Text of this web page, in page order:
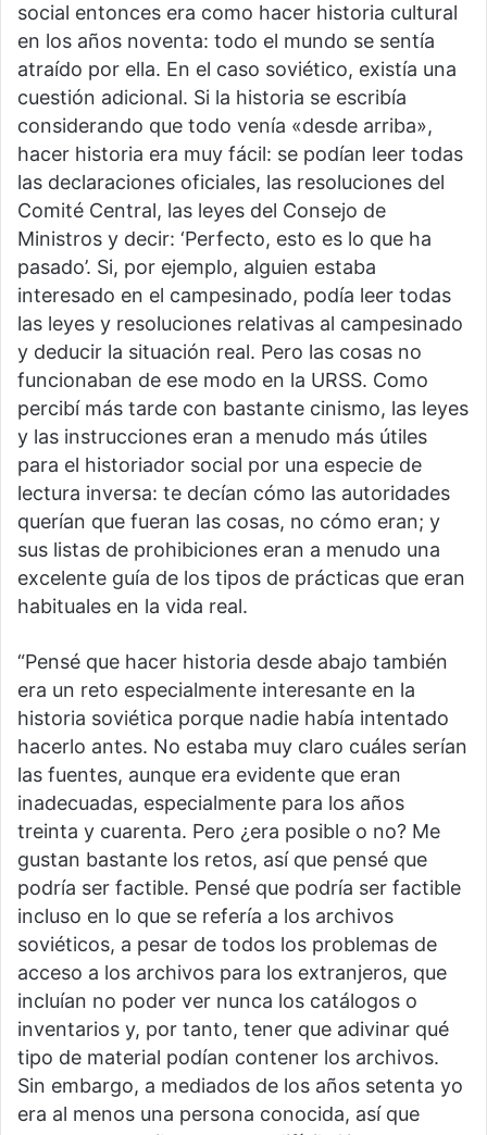
social entonces era como hacer historia cultural
en los años noventa: todo el mundo se sentía
atraído por ella. En el caso soviético, existía una
cuestión adicional. Si la historia se escribía
considerando que todo venía «desde arriba»,
hacer historia era muy fácil: se podían leer todas
las declaraciones oficiales, las resoluciones del
Comité Central, las leyes del Consejo de
Ministros y decir: ‘Perfecto, esto es lo que ha
pasado’. Si, por ejemplo, alguien estaba
interesado en el campesinado, podía leer todas
las leyes y resoluciones relativas al campesinado
y deducir la situación real. Pero las cosas no
funcionaban de ese modo en la URSS. Como
percibí más tarde con bastante cinismo, las leyes
y las instrucciones eran a menudo más útiles
para el historiador social por una especie de
lectura inversa: te decían cómo las autoridades
querían que fueran las cosas, no cómo eran; y
sus listas de prohibiciones eran a menudo una
excelente guía de los tipos de prácticas que eran
habituales en la vida real.
“Pensé que hacer historia desde abajo también
era un reto especialmente interesante en la
historia soviética porque nadie había intentado
hacerlo antes. No estaba muy claro cuáles serían
las fuentes, aunque era evidente que eran
inadecuadas, especialmente para los años
treinta y cuarenta. Pero ¿era posible o no? Me
gustan bastante los retos, así que pensé que
podría ser factible. Pensé que podría ser factible
incluso en lo que se refería a los archivos
soviéticos, a pesar de todos los problemas de
acceso a los archivos para los extranjeros, que
incluían no poder ver nunca los catálogos o
inventarios y, por tanto, tener que adivinar qué
tipo de material podían contener los archivos.
Sin embargo, a mediados de los años setenta yo
era al menos una persona conocida, así que